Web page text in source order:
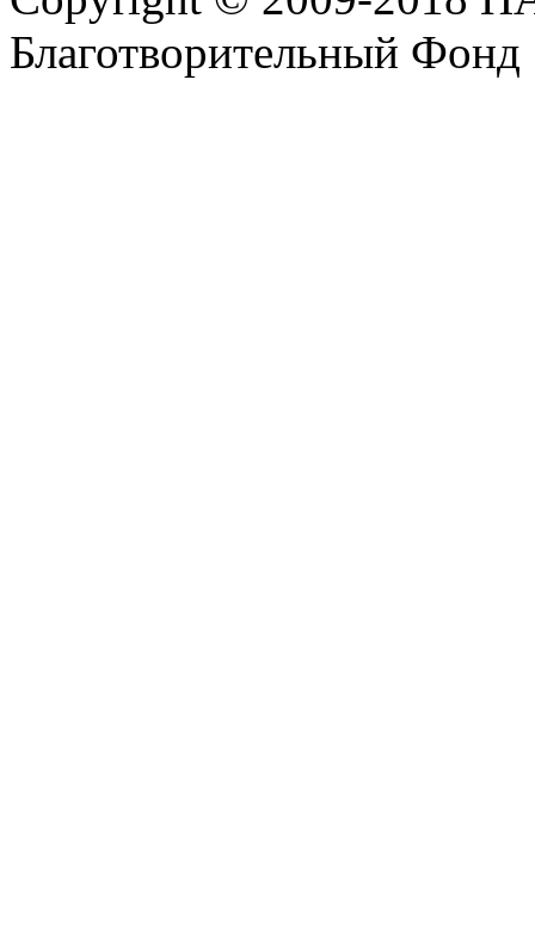
Благотворительный